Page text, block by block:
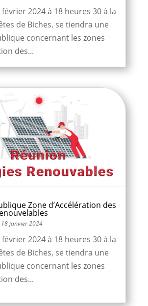
2024 à 18 heures 30 à la
de Biches, se tiendra une
concernant les zones
des...
Zone d’Accélération des
janvier 2024
2024 à 18 heures 30 à la
de Biches, se tiendra une
concernant les zones
des...